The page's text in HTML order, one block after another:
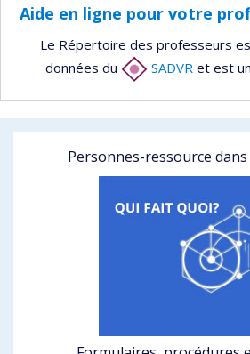
Aide en ligne pour votre
Le Répertoire des professeurs
données du
SADVR et est
Personnes-ressource